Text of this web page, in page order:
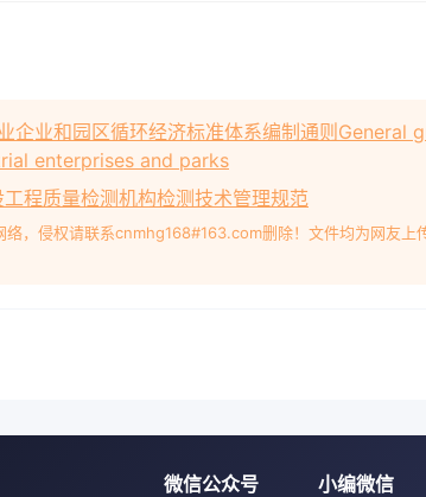
企业和园区循环经济标准体系编制通则
enterprises and parks
程质量检测机构检测技术管理规范
络，侵权请联系cnmhg168#163.com删除！文件均为网友上
微信公众号 小编微信